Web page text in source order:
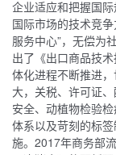
企业适应和把握国
国际市场的技术竞
服务中心”，无偿为
出了《出口商品技
体化进程不断推进
大，关税、许可证
安全、动植物检验
体系以及苛刻的标
施。2017年商务部